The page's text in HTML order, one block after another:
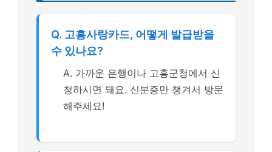
Q. 고흥사랑카드, 어떻게 발급받을
수 있나요?
A. 가까운 은행이나 고흥군청에서 신
청하시면 돼요. 신분증만 챙겨서 방문
해주세요!